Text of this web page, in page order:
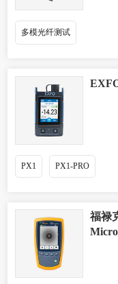
多模光纤测试
PX1 PX1-PRO
福禄